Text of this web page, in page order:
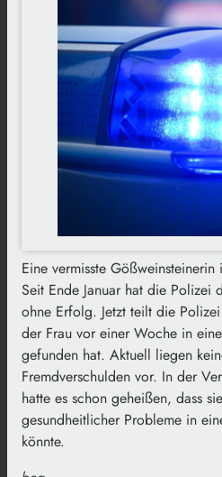
Eine vermisste
Seit Ende Januar hat die Polizei
ohne Erfolg. Jetzt teilt die
der Frau vor einer Woche in
gefunden hat. Aktuell liegen
Fremdverschulden vor. In der
hatte es schon geheißen, dass
gesundheitlicher Probleme in
könnte.